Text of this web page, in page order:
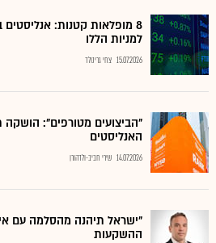
8 מופלאות קטנות:
למניות הללו
15.07.2026 צחי גרינולד
"הביצועים מטורפים":
האנליסטים
14.07.2026 שירי חביב-ולדהורן
"ישראל תיהנה מהסלמה עם
ההשקעות